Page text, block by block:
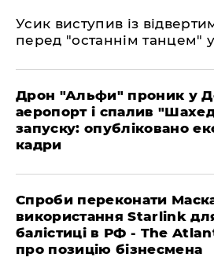
​Усик виступив із
перед "останнім танцем"
​Дрон "Альфи" проник у
аеропорт і спалив
запуску: опубліковано
кадри
​Спроби переконати
використання Starlink
балістиці в РФ - The
про позицію бізнесмена